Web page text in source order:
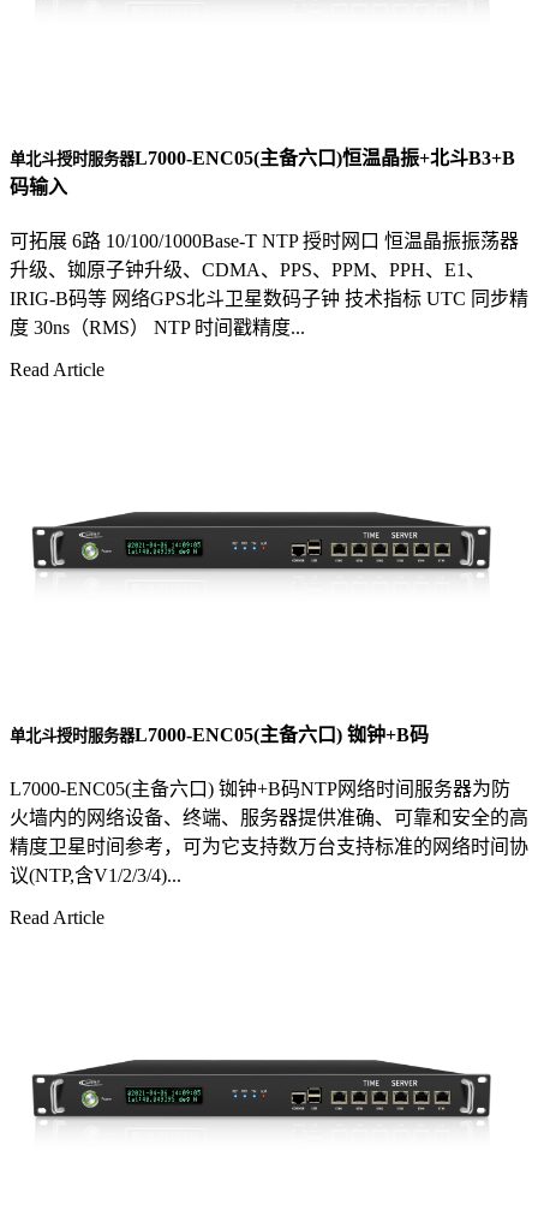
单北斗授时服务器L7000-ENC05(主备六口)恒温晶振+北斗B3+B
码输入
可拓展 6路 10/100/1000Base-T NTP 授时网口 恒温晶振振荡器
升级、铷原子钟升级、CDMA、PPS、PPM、PPH、E1、
IRIG-B码等 网络GPS北斗卫星数码子钟 技术指标 UTC 同步精
度 30ns（RMS） NTP 时间戳精度...
Read Article
单北斗授时服务器L7000-ENC05(主备六口) 铷钟+B码
L7000-ENC05(主备六口) 铷钟+B码NTP网络时间服务器为防
火墙内的网络设备、终端、服务器提供准确、可靠和安全的高
精度卫星时间参考，可为它支持数万台支持标准的网络时间协
议(NTP,含V1/2/3/4)...
Read Article